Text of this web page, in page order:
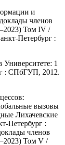
и
членов
Том IV /
Петербург :
1
: СПбГУП, 2012.
вызовы
Лихачевские
Петербург :
членов
Том V /